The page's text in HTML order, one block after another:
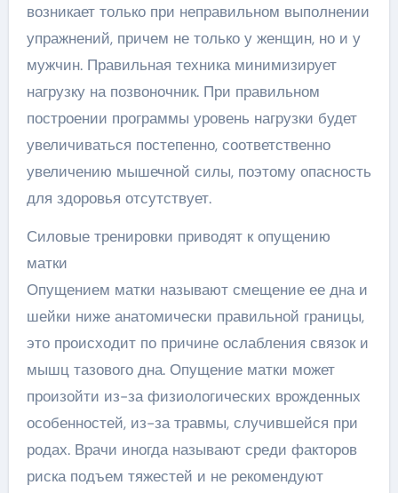
возникает только при неправильном выполнении
упражнений, причем не только у женщин, но и у
мужчин. Правильная техника минимизирует
нагрузку на позвоночник. При правильном
построении программы уровень нагрузки будет
увеличиваться постепенно, соответственно
увеличению мышечной силы, поэтому опасность
для здоровья отсутствует.
Силовые тренировки приводят к опущению
матки
Опущением матки называют смещение ее дна и
шейки ниже анатомически правильной границы,
это происходит по причине ослабления связок и
мышц тазового дна. Опущение матки может
произойти из-за физиологических врожденных
особенностей, из-за травмы, случившейся при
родах. Врачи иногда называют среди факторов
риска подъем тяжестей и не рекомендуют